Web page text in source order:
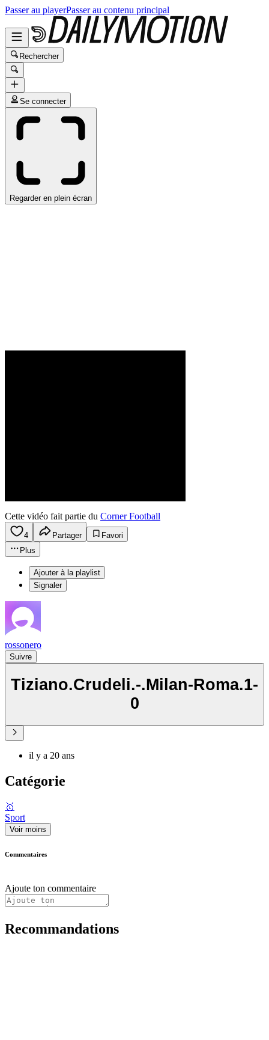
Passer au playerPasser au contenu principal
Rechercher
Se connecter
Regarder en plein écran
Cette vidéo fait partie du Corner Football
4 Partager
Favori
Plus
Ajouter à la playlist
Signaler
rossonero
Suivre
Tiziano.Crudeli.-.Milan-Roma.1-
0
il y a 20 ans
Catégorie
🥇
Sport
Voir moins
Commentaires
Ajoute ton commentaire
Recommandations